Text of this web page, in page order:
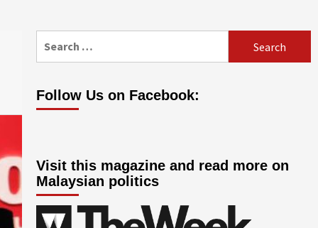
Follow Us on Facebook:
Visit this magazine and read more on
Malaysian politics